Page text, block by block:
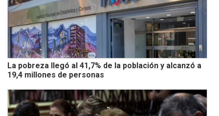
La pobreza llegó al 41,7% de la población y alcanzó a
19,4 millones de personas